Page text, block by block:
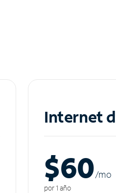
Internet
$60/mo
por 1 año